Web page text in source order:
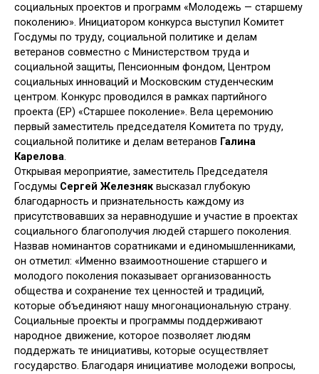
социальных проектов и программ «Молодежь — старшему
поколению». Инициатором конкурса выступил Комитет
Госдумы по труду, социальной политике и делам
ветеранов совместно с Министерством труда и
социальной защиты, Пенсионным фондом, Центром
социальных инноваций и Московским студенческим
центром. Конкурс проводился в рамках партийного
проекта (ЕР) «Старшее поколение». Вела церемонию
первый заместитель председателя Комитета по труду,
социальной политике и делам ветеранов Галина
Карелова.
Открывая мероприятие, заместитель Председателя
Госдумы Сергей Железняк высказал глубокую
благодарность и признательность каждому из
присутствовавших за неравнодушие и участие в проектах
социального благополучия людей старшего поколения.
Назвав номинантов соратниками и единомышленниками,
он отметил: «Именно взаимоотношение старшего и
молодого поколения показывает организованность
общества и сохранение тех ценностей и традиций,
которые объединяют нашу многонациональную страну.
Социальные проекты и программы поддерживают
народное движение, которое позволяет людям
поддержать те инициативы, которые осуществляет
государство. Благодаря инициативе молодежи вопросы,